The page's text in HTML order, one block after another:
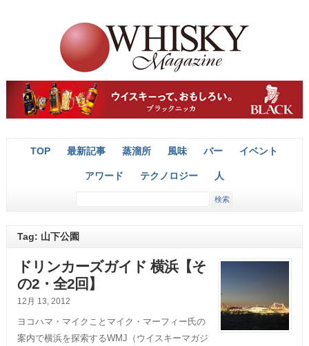
TOP 最新記事 蒸溜所 風味 バー イベント
アワード テクノロジー 人
Tag: 山下公園
ドリンカーズガイド 横浜【そ
の2・全2回】
12月 13, 2012
ヨコハマ・マイクことマイク・マーフィー氏の
案内で横浜を探索するWMJ（ウイスキーマガジ